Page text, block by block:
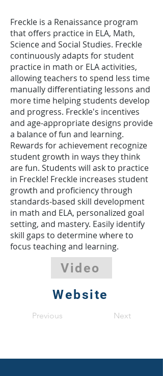
Freckle is a Renaissance program
that offers practice in ELA, Math,
Science and Social Studies. Freckle
continuously adapts for student
practice in math or ELA activities,
allowing teachers to spend less time
manually differentiating lessons and
more time helping students develop
and progress. Freckle's incentives
and age-appropriate designs provide
a balance of fun and learning.
Rewards for achievement recognize
student growth in ways they think
are fun. Students will ask to practice
in Freckle! Freckle increases student
growth and proficiency through
standards-based skill development
in math and ELA, personalized goal
setting, and mastery. Easily identify
skill gaps to determine where to
focus teaching and learning.
Video
Website
Previous Next